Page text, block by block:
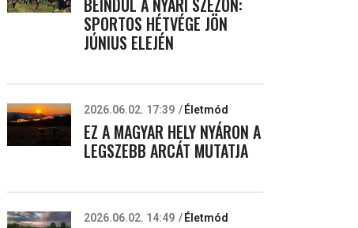
BEINDUL A NYÁRI SZEZON:
SPORTOS HÉTVÉGE JÖN
JÚNIUS ELEJÉN
2026.06.02. 17:39 Életmód
EZ A MAGYAR HELY NYÁRON A
LEGSZEBB ARCÁT MUTATJA
2026.06.02. 14:49 Életmód